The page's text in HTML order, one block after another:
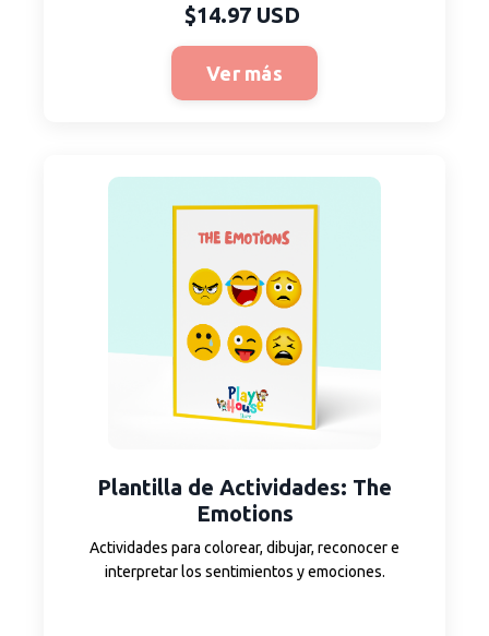
$14.97 USD
Ver más
Plantilla de Actividades: The
Emotions
Actividades para colorear, dibujar, reconocer e
interpretar los sentimientos y emociones.